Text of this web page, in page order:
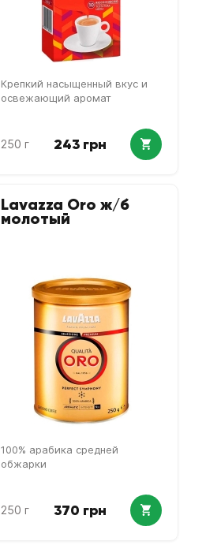
Крепкий насыщенный вкус и
освежающий аромат
250 г 243 грн
Lavazza Oro ж/б
молотый
100% арабика средней
обжарки
250 г 370 грн